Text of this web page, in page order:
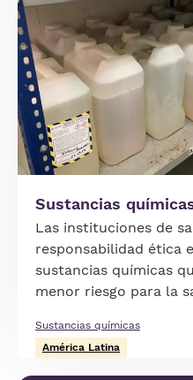
Sustancias
Las instituciones de
responsabilidad ética
sustancias químicas
menor riesgo para la
Sustancias químicas
América Latina